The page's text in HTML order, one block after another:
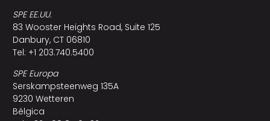
SPE EE.UU.
83 Wooster Heights Road, Suite 125
Danbury, CT 06810
Tel: +1 203.740.5400
SPE Europa
Serskampsteenweg 135A
9230 Wetteren
Bélgica